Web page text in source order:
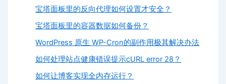
宝塔面板里的反向代理如何设置才安全？
宝塔面板里的容器数据如何备份？
WordPress 原生 WP-Cron的副作用极其解决办法
如何处理站点健康错误提示cURL error 28？
如何让博客实现全内存运行？